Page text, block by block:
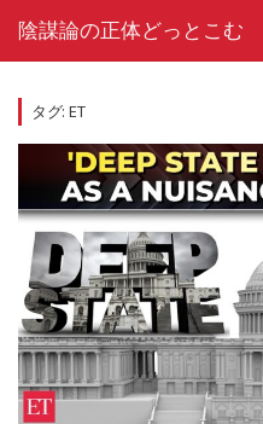
陰謀論の正体どっとこむ
タグ: ET